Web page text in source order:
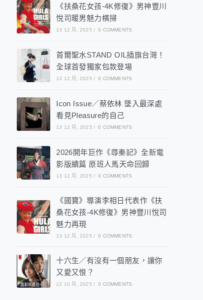
《扶桑花女孩-4K修復》男神豐川
悅司暖男魅力橫掃
13 12 月, 2025 / 0 COMMENTS
首爾聖水STAND OIL插旗台灣！
全球首發獨家包款登場
13 12 月, 2025 / 0 COMMENTS
Icon Issue／蔡依林 墜入最深處
看見Pleasure的自己
13 12 月, 2025 / 0 COMMENTS
2026開年巨作《尋秦記》全新電
影版續篇 原班人馬天命回歸
13 12 月, 2025 / 0 COMMENTS
《國寶》導演李相日代表作《扶
桑花女孩-4K修復》男神豐川悅司
魅力再現
13 12 月, 2025 / 0 COMMENTS
十六生／有沒有一個朋友，讓你
又愛又恨？
12 10 月, 2025 / 0 COMMENTS